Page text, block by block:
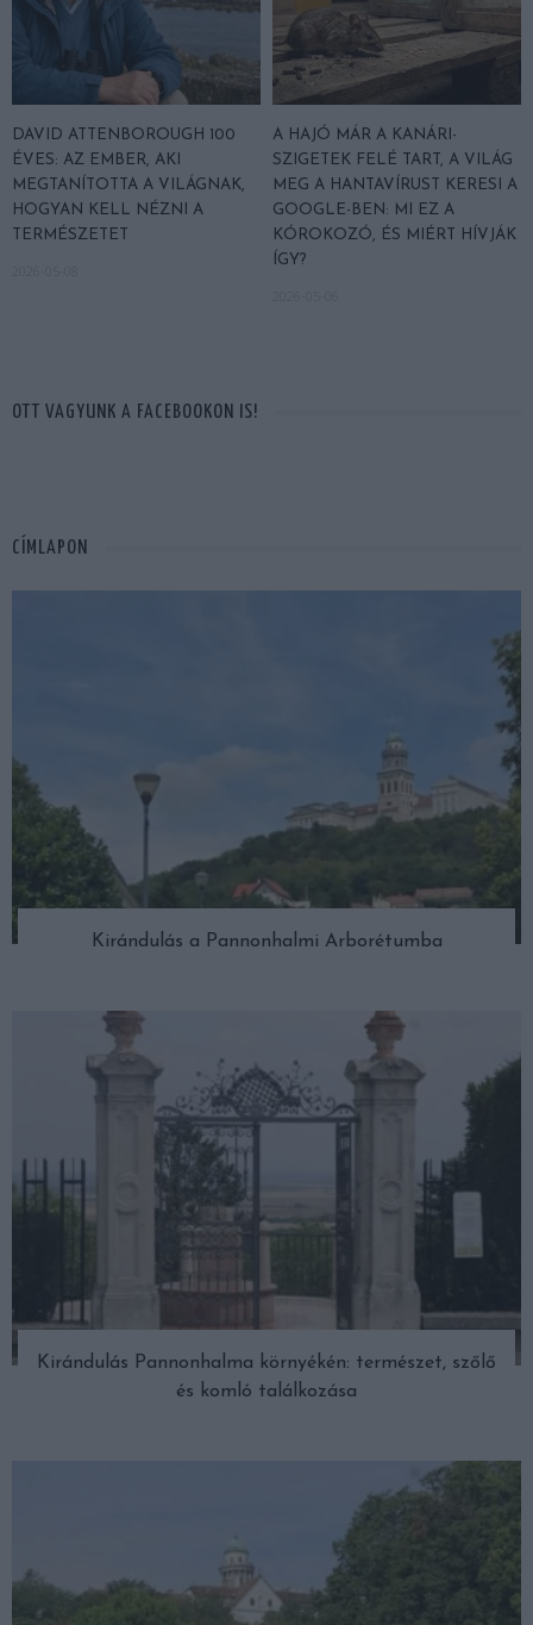
DAVID ATTENBOROUGH 100
ÉVES: AZ EMBER, AKI
MEGTANÍTOTTA A VILÁGNAK,
HOGYAN KELL NÉZNI A
TERMÉSZETET
A HAJÓ MÁR A KANÁRI-
SZIGETEK FELÉ TART, A VILÁG
MEG A HANTAVÍRUST KERESI A
GOOGLE-BEN: MI EZ A
KÓROKOZÓ, ÉS MIÉRT HÍVJÁK
ÍGY?
OTT VAGYUNK A FACEBOOKON IS!
CÍMLAPON
Kirándulás a Pannonhalmi Arborétumba
Kirándulás Pannonhalma környékén: természet, szőlő
és komló találkozása